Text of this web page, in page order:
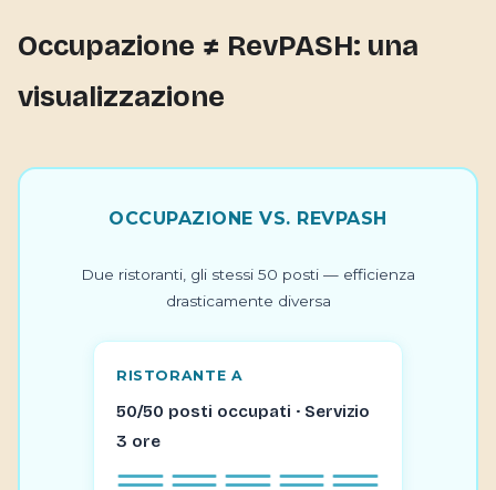
Occupazione ≠ RevPASH: una
visualizzazione
OCCUPAZIONE VS. REVPASH
Due ristoranti, gli stessi 50 posti — efficienza
drasticamente diversa
RISTORANTE A
50/50 posti occupati · Servizio
3 ore